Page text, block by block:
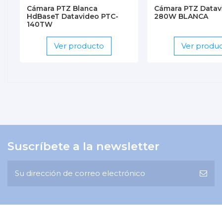
Cámara PTZ Blanca
HdBaseT Datavideo PTC-
140TW
Ver producto
Cámara PTZ
280W BLANCA
Ver
Suscríbete a la newsletter